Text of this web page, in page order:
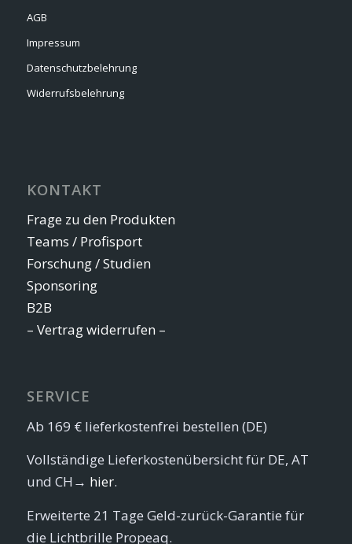
AGB
Impressum
Datenschutzbelehrung
Widerrufsbelehrung
KONTAKT
Frage zu den Produkten
Teams / Profisport
Forschung / Studien
Sponsoring
B2B
– Vertrag widerrufen –
SERVICE
Ab 169 € lieferkostenfrei bestellen (DE)
Vollständige Lieferkostenübersicht für DE, AT
und CH→ hier.
Erweiterte 21 Tage Geld-zurück-Garantie für
die Lichtbrille Propeaq.